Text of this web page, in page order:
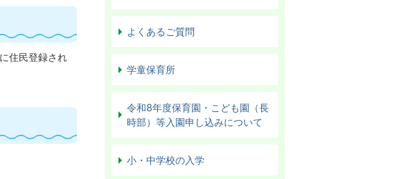
住民登録され
よくあるご質問
学童保育所
令和8年度保育園・こども園（長
時部）等入園申し込みについて
小・中学校の入学